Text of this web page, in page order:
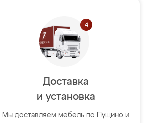
Доставка
и установка
Мы доставляем мебель по Пущино и